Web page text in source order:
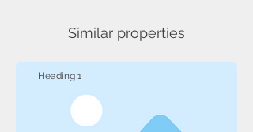
Similar properties
Heading 1